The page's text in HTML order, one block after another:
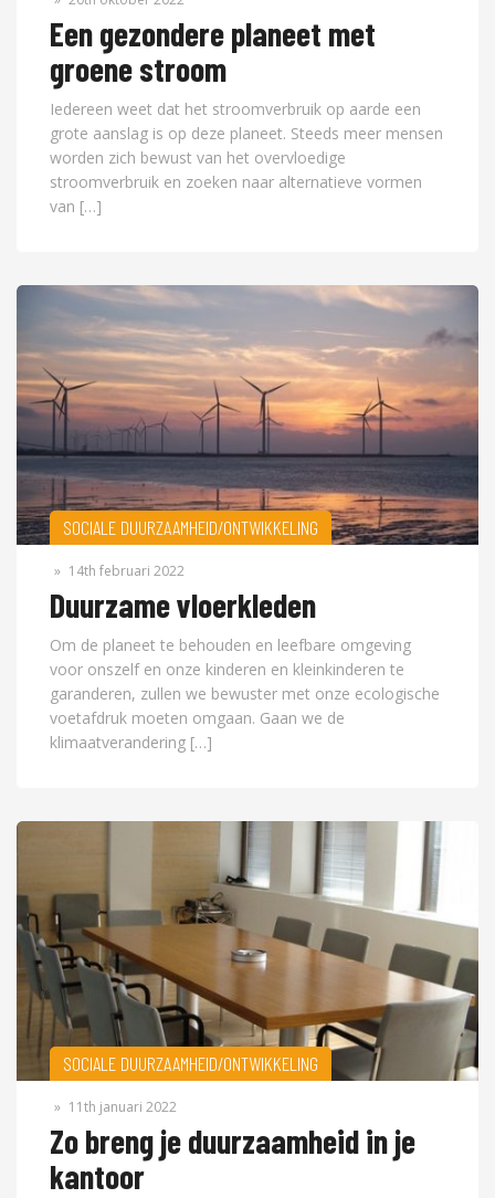
Een gezondere planeet met
groene stroom
Iedereen weet dat het stroomverbruik op aarde een
grote aanslag is op deze planeet. Steeds meer mensen
worden zich bewust van het overvloedige
stroomverbruik en zoeken naar alternatieve vormen
van […]
SOCIALE DUURZAAMHEID/ONTWIKKELING
» 14th februari 2022
Duurzame vloerkleden
Om de planeet te behouden en leefbare omgeving
voor onszelf en onze kinderen en kleinkinderen te
garanderen, zullen we bewuster met onze ecologische
voetafdruk moeten omgaan. Gaan we de
klimaatverandering […]
SOCIALE DUURZAAMHEID/ONTWIKKELING
» 11th januari 2022
Zo breng je duurzaamheid in je
kantoor